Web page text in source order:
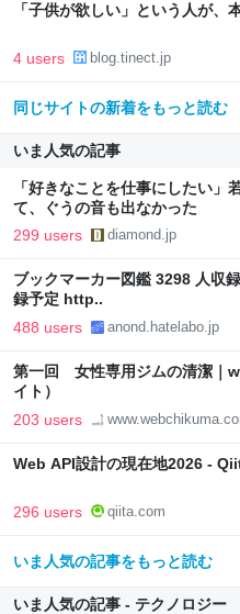
「子供が欲しい」という人が、
4 users blog.tinect.jp
同じサイトの新着をもっと読む
いま人気の記事
「好きなことを仕事にしたい」
て、ぐうの音も出なかった
299 users diamond.jp
ブックマーカー図鑑 3298 人収
録予定 http..
488 users anond.hatelabo.jp
第一回 女性専用ジムの清潔｜
イト）
203 users
Web API設計の現在地2026 -
296 users qiita.com
いま人気の記事をもっと読む
いま人気の記事 - テクノロジー